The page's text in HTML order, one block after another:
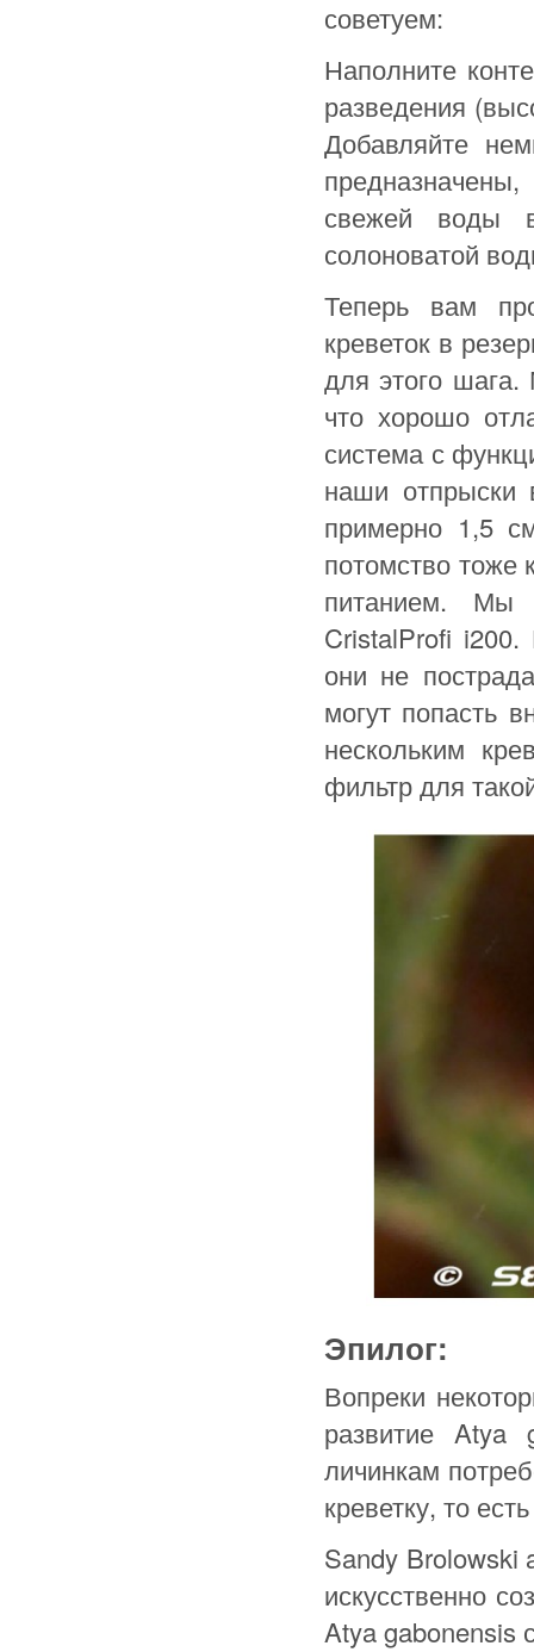
советуем:
Наполните
разведения
Добавляйте
свежей воды
солоноватой
Теперь вам
креветок в
для этого
что хорошо
система с
наши отпрыски
примерно 1,5
потомство
питанием. Мы
CristalProfi i200.
они не
могут попасть
нескольким
фильтр для
Эпилог:
Вопреки
развитие
личинкам
креветку, то
Sandy Brolowski
искусственно
Atya gabonensis